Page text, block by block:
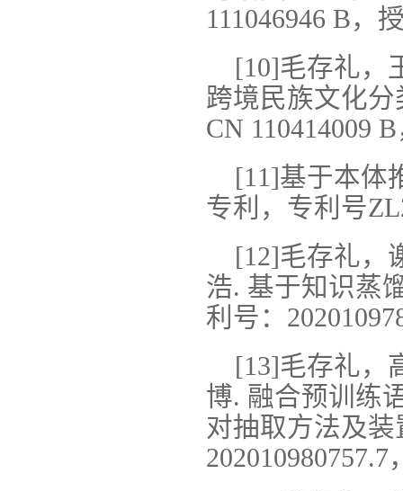
111046946 B，
[10]毛存礼，
跨境民族文化
CN 110414009
[11]基于本体
专利，专利号
[12]毛存礼，
浩. 基于知识蒸
利号：
[13]毛存礼，
博. 融合预训练
对抽取方法及